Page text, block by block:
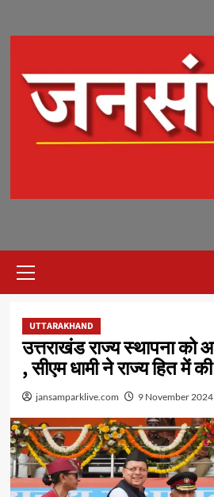
Menu
UTTARAKHAND
उत्तराखंड राज्य स्थापना
, सीएम धामी ने राज्य हित में
jansamparklive.com 9 November 2024